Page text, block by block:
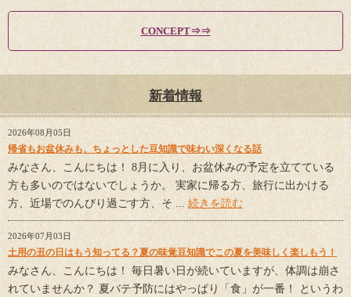
CONCEPT⇒⇒
新着情報
2026年08月05日
帰省もお盆休みも、ちょっとした豆知識で味わい深くなる話
みなさん、こんにちは！ 8月に入り、お盆休みの予定を立てている
方も多いのではないでしょうか。 実家に帰る方、旅行に出かける
方、近場でのんびり過ごす方、そ ... 続きを読む
2026年07月03日
土用の丑の日はもう知ってる？夏の味覚豆知識でこの夏を美味しく楽しもう！
みなさん、こんにちは！ 毎日暑い日が続いていますが、体調は崩さ
れていませんか？ 夏バテ予防にはやっぱり「食」が一番！ というわ